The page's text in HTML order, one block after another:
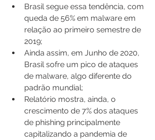
Brasil segue essa tendência, com
queda de 56% em malware em
relação ao primeiro semestre de
2019;
Ainda assim, em Junho de 2020,
Brasil sofre um pico de ataques
de malware, algo diferente do
padrão mundial;
Relatório mostra, ainda, o
crescimento de 7% dos ataques
de phishing principalmente
capitalizando a pandemia de